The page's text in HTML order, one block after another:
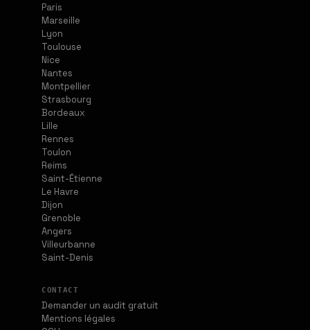
Paris
Marseille
Lyon
Toulouse
Nice
Nantes
Montpellier
Strasbourg
Bordeaux
Lille
Rennes
Toulon
Reims
Saint-Étienne
Le Havre
Dijon
Grenoble
Angers
Villeurbanne
Saint-Denis
CONTACT
Demander un audit gratuit
Mentions légales